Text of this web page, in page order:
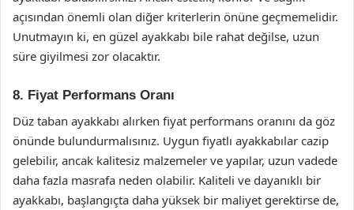
açısından önemli olan diğer kriterlerin önüne geçmemelidir.
Unutmayın ki, en güzel ayakkabı bile rahat değilse, uzun
süre giyilmesi zor olacaktır.
8. Fiyat Performans Oranı
Düz taban ayakkabı alırken fiyat performans oranını da göz
önünde bulundurmalısınız. Uygun fiyatlı ayakkabılar cazip
gelebilir, ancak kalitesiz malzemeler ve yapılar, uzun vadede
daha fazla masrafa neden olabilir. Kaliteli ve dayanıklı bir
ayakkabı, başlangıçta daha yüksek bir maliyet gerektirse de,